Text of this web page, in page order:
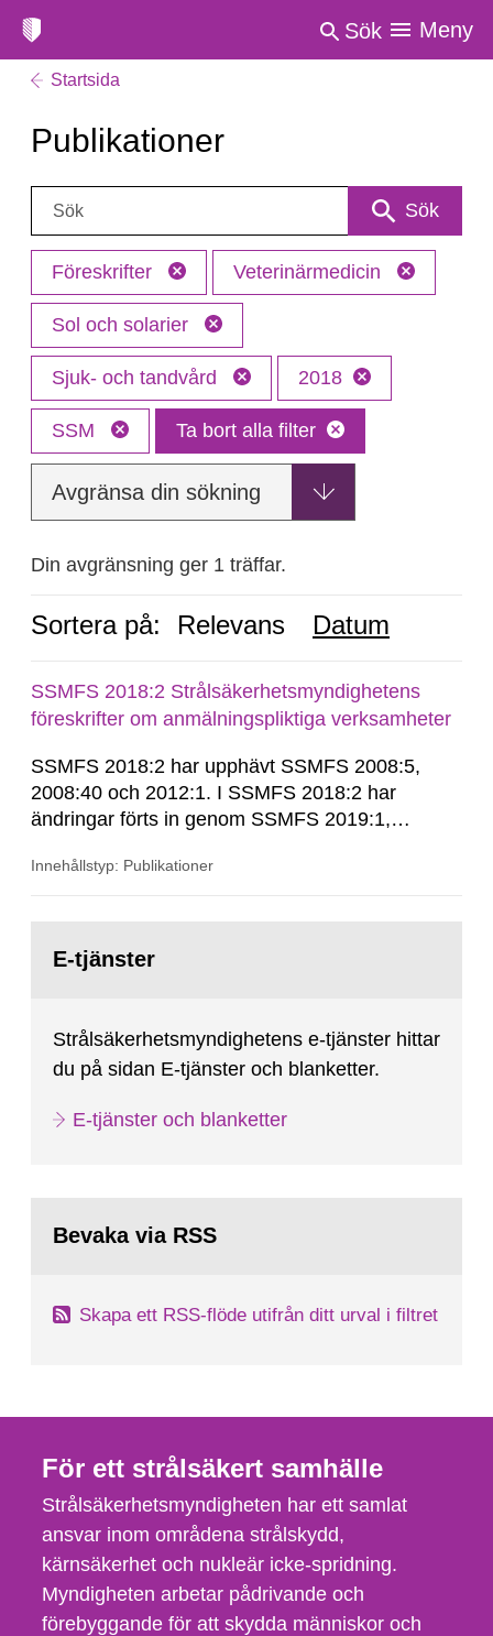
Sök Meny
Startsida
Publikationer
Sök: Sök
Föreskrifter Veterinärmedicin
Sol och solarier
Sjuk- och tandvård 2018
SSM Ta bort alla filter
Avgränsa din sökning
Din avgränsning ger 1 träffar.
Sortera på: Relevans Datum
SSMFS 2018:2 Strålsäkerhetsmyndighetens
föreskrifter om anmälningspliktiga verksamheter
SSMFS 2018:2 har upphävt SSMFS 2008:5,
2008:40 och 2012:1. I SSMFS 2018:2 har
ändringar förts in genom SSMFS 2019:1,
Innehållstyp: Publikationer
sida:E-tjänster
Strålsäkerhetsmyndighetens e-tjänster hittar
du på sidan E-tjänster och blanketter.
E-tjänster och blanketter
Bevaka via RSS
Skapa ett RSS-flöde utifrån ditt urval i filtret
För ett strålsäkert samhälle
Strålsäkerhetsmyndigheten har ett samlat
ansvar inom områdena strålskydd,
kärnsäkerhet och nukleär icke-spridning.
Myndigheten arbetar pådrivande och
förebyggande för att skydda människor och